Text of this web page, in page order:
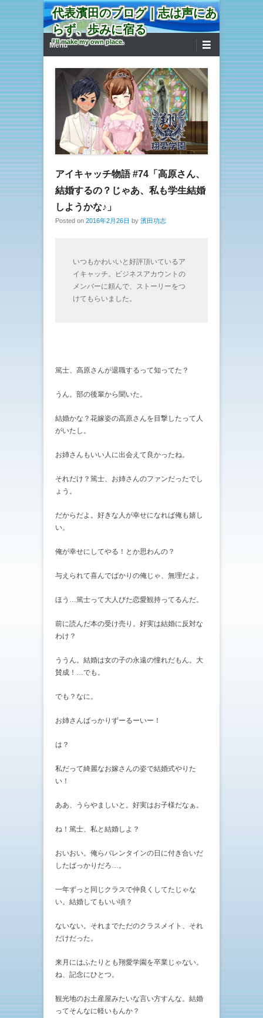
代表濱田のブログ｜志は声にあ
らず、歩みに宿る
I'll make my own place.
第1メニュー
コンテンツへ移動
Menu
アイキャッチ物語 #74「高原さん、
結婚するの？じゃあ、私も学生結婚
しようかな♪」
Posted on 2016年2月26日 by 濱田功志
いつもかわいいと好評頂いているア
イキャッチ。ビジネスアカウントの
メンバーに頼んで、ストーリーをつ
けてもらいました。
篤士、高原さんが退職するって知ってた？
うん。部の後輩から聞いた。
結婚かな？花嫁姿の高原さんを目撃したって人
がいたし。
お姉さんもいい人に出会えて良かったね。
それだけ？篤士、お姉さんのファンだったでし
ょう。
だからだよ。好きな人が幸せになれば俺も嬉し
い。
俺が幸せにしてやる！とか思わんの？
与えられて喜んでばかりの俺じゃ、無理だよ。
ほう…篤士って大人びた恋愛観持ってるんだ。
前に読んだ本の受け売り。好実は結婚に反対な
わけ？
ううん。結婚は女の子の永遠の憧れだもん。大
賛成！…でも。
でも？なに。
お姉さんばっかりずーるーいー！
は？
私だって綺麗なお嫁さんの姿で結婚式やりた
い！
ああ、うらやましいと。好実はお子様だなぁ。
ね！篤士、私と結婚しよ？
おいおい。俺らバレンタインの日に付き合いだ
したばっかりだろ…。
一年ずっと同じクラスで仲良くしてたじゃな
い。結婚してもいい頃？
ないない。それまでただのクラスメイト、それ
だけだった。
来月にはふたりとも翔愛学園を卒業じゃない。
ね、記念にひとつ。
観光地のお土産屋みたいな言い方すんな。結婚
ってそんなに軽いもんか？